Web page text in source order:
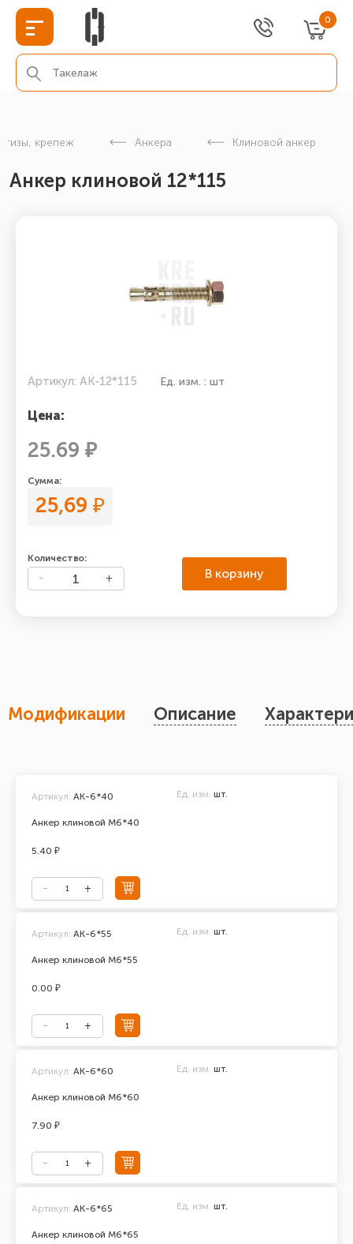
0
крепеж Анкера Клиновой анкер
Анкер клиновой 12*115
Артикул: АК-12*115 Ед. изм. : шт
Цена:
25.69 ₽
Сумма:
25,69 ₽
Количество:
В корзину
Модификации Описание
Анкер клиновой М6*40
Артикул: АК-6*40 Ед. изм. шт.
5.40 ₽
Анкер клиновой М6*55
Артикул: АК-6*55 Ед. изм. шт.
0.00 ₽
Анкер клиновой М6*60
Артикул: АК-6*60 Ед. изм. шт.
7.90 ₽
Анкер клиновой М6*65
Артикул: АК-6*65 Ед. изм. шт.